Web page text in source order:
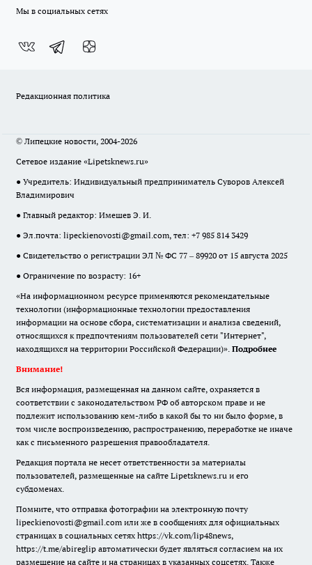
Мы в социальных сетях
Редакционная политика
© Липецкие новости, 2004-2026
Сетевое издание «Lipetsknews.ru»
● Учредитель: Индивидуальный предприниматель Суворов Алексей
Владимирович
● Главный редактор: Имешев Э. И.
● Эл.почта: lipeckienovosti@gmail.com, тел: +7 985 814 3429
● Свидетельство о регистрации ЭЛ № ФС 77 – 89920 от 15 августа 2025
● Ограничение по возрасту: 16+
«На информационном ресурсе применяются рекомендательные
технологии (информационные технологии предоставления
информации на основе сбора, систематизации и анализа сведений,
относящихся к предпочтениям пользователей сети "Интернет",
находящихся на территории Российской Федерации)». Подробнее
Внимание!
Вся информация, размещенная на данном сайте, охраняется в
соответствии с законодательством РФ об авторском праве и не
подлежит использованию кем-либо в какой бы то ни было форме, в
том числе воспроизведению, распространению, переработке не иначе
как с письменного разрешения правообладателя.
Редакция портала не несет ответственности за материалы
пользователей, размещенные на сайте Lipetsknews.ru и его
субдоменах.
Помните, что отправка фотографии на электронную почту
lipeckienovosti@gmail.com или же в сообщениях для официальных
страницах в социальных сетях https://vk.com/lip48news,
https://t.me/abireglip автоматически будет являться согласием на их
размещение на сайте и на страницах в указанных соцсетях. Также